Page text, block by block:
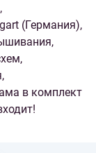
(Германия),
в комплект